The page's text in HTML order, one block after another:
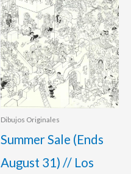
Dibujos Originales
Summer Sale (Ends
August 31) // Los